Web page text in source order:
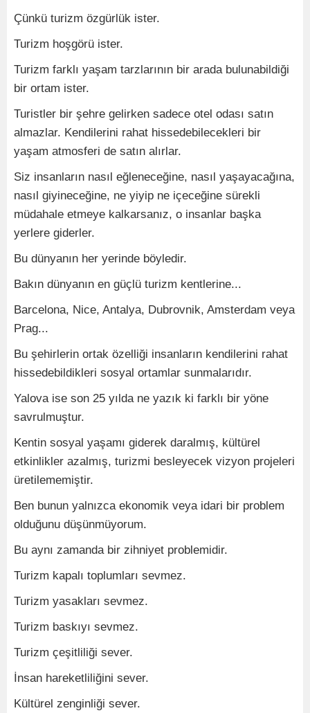
Çünkü turizm özgürlük ister.
Turizm hoşgörü ister.
Turizm farklı yaşam tarzlarının bir arada bulunabildiği
bir ortam ister.
Turistler bir şehre gelirken sadece otel odası satın
almazlar. Kendilerini rahat hissedebilecekleri bir
yaşam atmosferi de satın alırlar.
Siz insanların nasıl eğleneceğine, nasıl yaşayacağına,
nasıl giyineceğine, ne yiyip ne içeceğine sürekli
müdahale etmeye kalkarsanız, o insanlar başka
yerlere giderler.
Bu dünyanın her yerinde böyledir.
Bakın dünyanın en güçlü turizm kentlerine...
Barcelona, Nice, Antalya, Dubrovnik, Amsterdam veya
Prag...
Bu şehirlerin ortak özelliği insanların kendilerini rahat
hissedebildikleri sosyal ortamlar sunmalarıdır.
Yalova ise son 25 yılda ne yazık ki farklı bir yöne
savrulmuştur.
Kentin sosyal yaşamı giderek daralmış, kültürel
etkinlikler azalmış, turizmi besleyecek vizyon projeleri
üretilememiştir.
Ben bunun yalnızca ekonomik veya idari bir problem
olduğunu düşünmüyorum.
Bu aynı zamanda bir zihniyet problemidir.
Turizm kapalı toplumları sevmez.
Turizm yasakları sevmez.
Turizm baskıyı sevmez.
Turizm çeşitliliği sever.
İnsan hareketliliğini sever.
Kültürel zenginliği sever.